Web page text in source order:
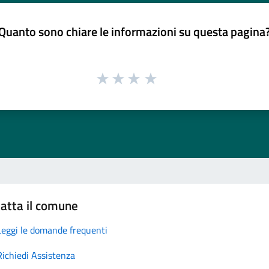
sono chiare le informazioni su questa
il comune
le domande frequenti
Assistenza